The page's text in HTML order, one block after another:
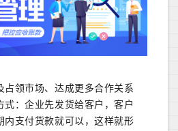
占领市场、达成更多合作关系
式：企业先发货给客户，客户
内支付货款就可以，这样就形